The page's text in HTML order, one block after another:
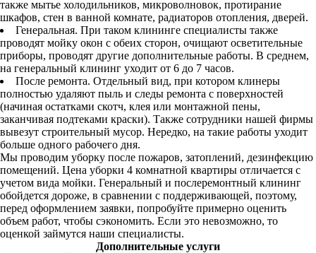
также мытье холодильников, микроволновок, протирание
шкафов, стен в ванной комнате, радиаторов отопления, дверей.
Генеральная. При таком клининге специалисты также
проводят мойку окон с обеих сторон, очищают осветительные
приборы, проводят другие дополнительные работы. В среднем,
на генеральный клининг уходит от 6 до 7 часов.
После ремонта. Отдельный вид, при котором клинеры
полностью удаляют пыль и следы ремонта с поверхностей
(начиная остатками скотч, клея или монтажной пены,
заканчивая подтеками краски). Также сотрудники нашей фирмы
вывезут строительный мусор. Нередко, на такие работы уходит
больше одного рабочего дня.
Мы проводим уборку после пожаров, затоплений, дезинфекцию
помещений. Цена уборки 4 комнатной квартиры отличается с
учетом вида мойки. Генеральный и послеремонтный клининг
обойдется дороже, в сравнении с поддерживающей, поэтому,
перед оформлением заявки, попробуйте примерно оценить
объем работ, чтобы сэкономить. Если это невозможно, то
оценкой займутся наши специалисты.
Дополнительные услуги